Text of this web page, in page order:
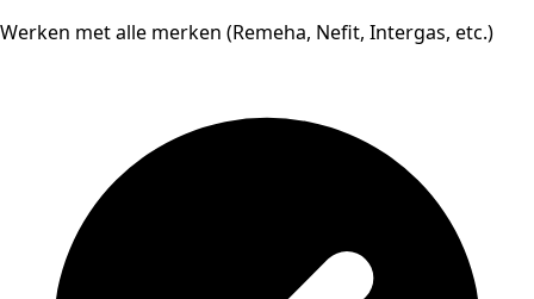
Werken met alle merken (Remeha, Nefit, Intergas, etc.)